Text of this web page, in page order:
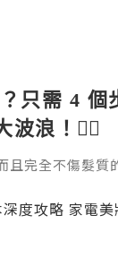
只需 4 個
波浪！💇‍♀️
且完全不傷髮
熱捲那樣灼熱
髮傷頭髮，這
度攻略 家電